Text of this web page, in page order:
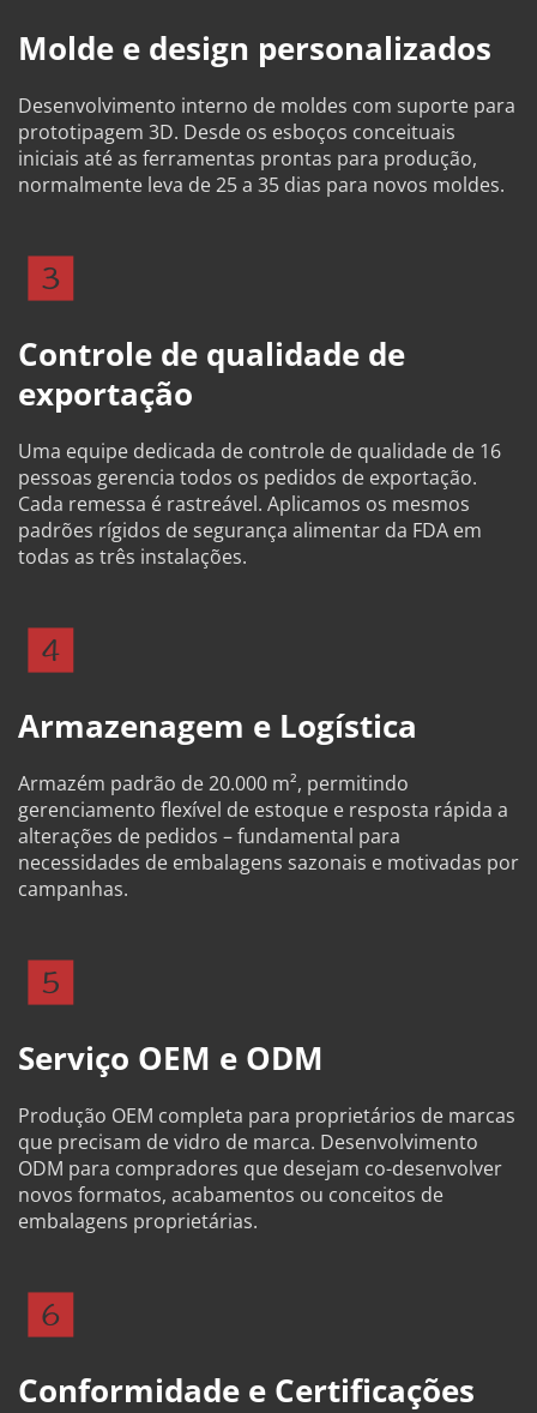
Molde e design personalizados
Desenvolvimento interno de moldes com suporte para
prototipagem 3D. Desde os esboços conceituais
iniciais até as ferramentas prontas para produção,
normalmente leva de 25 a 35 dias para novos moldes.
Controle de qualidade de
exportação
Uma equipe dedicada de controle de qualidade de 16
pessoas gerencia todos os pedidos de exportação.
Cada remessa é rastreável. Aplicamos os mesmos
padrões rígidos de segurança alimentar da FDA em
todas as três instalações.
Armazenagem e Logística
Armazém padrão de 20.000 m², permitindo
gerenciamento flexível de estoque e resposta rápida a
alterações de pedidos – fundamental para
necessidades de embalagens sazonais e motivadas por
campanhas.
Serviço OEM e ODM
Produção OEM completa para proprietários de marcas
que precisam de vidro de marca. Desenvolvimento
ODM para compradores que desejam co-desenvolver
novos formatos, acabamentos ou conceitos de
embalagens proprietárias.
Conformidade e Certificações